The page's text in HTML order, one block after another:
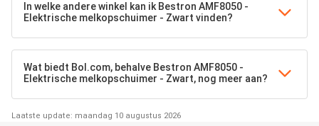
In welke andere winkel kan ik Bestron AMF8050 -
Elektrische melkopschuimer - Zwart vinden?
Wat biedt Bol.com, behalve Bestron AMF8050 -
Elektrische melkopschuimer - Zwart, nog meer aan?
Laatste update: maandag 10 augustus 2026